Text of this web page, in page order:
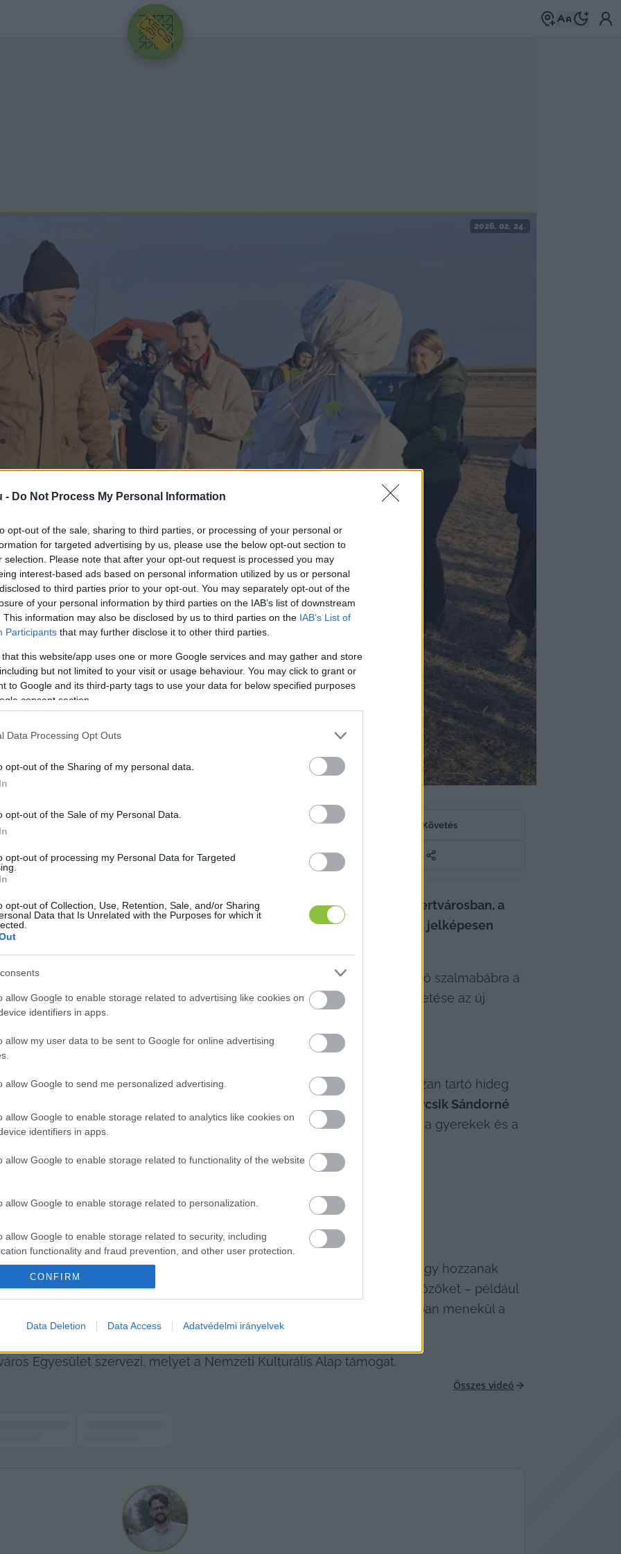
- Do Not Process My Personal Information
opt-out of the sale, sharing to third parties, or processing of your personal or
for targeted advertising by us, please use the below opt-out section to
selection. Please note that after your opt-out request is processed you may
interest-based ads based on personal information utilized by us or personal
to third parties prior to your opt-out. You may separately opt-out of the
of your personal information by third parties on the IAB’s list of downstream
This information may also be disclosed by us to third parties on the IAB’s List of
Participants that may further disclose it to other third parties.
that this website/app uses one or more Google services and may gather and store
but not limited to your visit or usage behaviour. You may click to grant or
to Google and its third-party tags to use your data for below specified purposes
consent section.
Data Processing Opt Outs
opt-out of the Sharing of my personal data.
opt-out of the Sale of my Personal Data.
opt-out of processing my Personal Data for Targeted
opt-out of Collection, Use, Retention, Sale, and/or Sharing
Data that Is Unrelated with the Purposes for which it
allow Google to enable storage related to advertising like cookies on
identifiers in apps.
allow my user data to be sent to Google for online advertising
allow Google to send me personalized advertising.
allow Google to enable storage related to analytics like cookies on
identifiers in apps.
allow Google to enable storage related to functionality of the website
allow Google to enable storage related to personalization.
allow Google to enable storage related to security, including
functionality and fraud prevention, and other user protection.
CONFIRM
Data Deletion Data Access Adatvédelmi irányelvek
HIRDETÉS
2026. 02. 24.
a telet Kiskertvárosban
Követés
megrendezik a Télbúcsúztató Kiszebáb Égetést Kecskemét–Kiskertvárosban, a
program célja, hogy a résztvevők közösen űzzék el a telet, és jelképesen
szeretnének magukkal vinni a tavaszba.
kiszebáb égetés régi magyar népszokás. A tél boszorkányát jelképező szalmabábra a
rossz szokásokat tűzhetnek fel, majd a báb ünnepélyes elégetése az új
már az első évben is nagy érdeklődést váltott ki, és az idei, hosszan tartó hideg
vonz majd a hagyományőrző esemény. Meghívott vendég lesz
Barcsik Sándorné
a régi idők világát, és segít közelebb hozni a hagyomány jelentését a gyerekek és a
friss fánkkal kínálják. A szervezők arra kérik az érkezőket, hogy hozzanak
amit szeretnének maguk mögött hagyni, valamint zajkeltő eszközöket – például
hiszen a néphagyomány szerint minél nagyobb a zaj, annál gyorsabban menekül a
Egyesület szervezi, melyet a Nemzeti Kulturális Alap támogat.
Összes videó